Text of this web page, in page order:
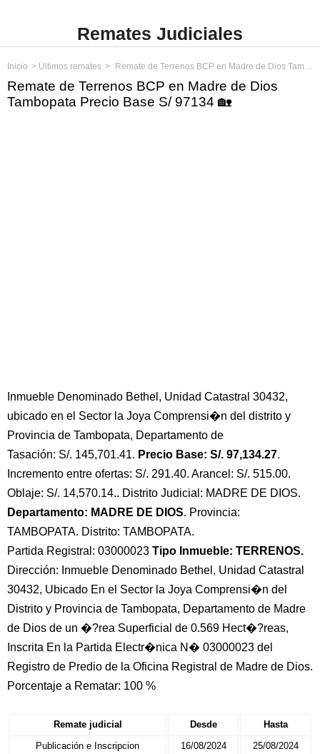
Remates Judiciales
Inicio Últimos remates Remate de Terrenos BCP en Madre de Dios Tambopata Precio Base S/ 97134
Remate de Terrenos BCP en Madre de Dios
Tambopata Precio Base S/ 97134 🏡
Inmueble Denominado Bethel, Unidad Catastral 30432,
ubicado en el Sector la Joya Comprensi�n del distrito y
Provincia de Tambopata, Departamento de
Tasación: S/. 145,701.41. Precio Base: S/. 97,134.27.
Incremento entre ofertas: S/. 291.40. Arancel: S/. 515.00.
Oblaje: S/. 14,570.14.. Distrito Judicial: MADRE DE DIOS.
Departamento: MADRE DE DIOS. Provincia:
TAMBOPATA. Distrito: TAMBOPATA.
Partida Registral: 03000023 Tipo Inmueble: TERRENOS.
Dirección: Inmueble Denominado Bethel, Unidad Catastral
30432, Ubicado En el Sector la Joya Comprensi�n del
Distrito y Provincia de Tambopata, Departamento de Madre
de Dios de un �?rea Superficial de 0.569 Hect�?reas,
Inscrita En la Partida Electr�nica N� 03000023 del
Registro de Predio de la Oficina Registral de Madre de Dios.
Porcentaje a Rematar: 100 %
Remate judicial Desde
Hasta
Publicación e Inscripcion
16/08/2024 25/08/2024